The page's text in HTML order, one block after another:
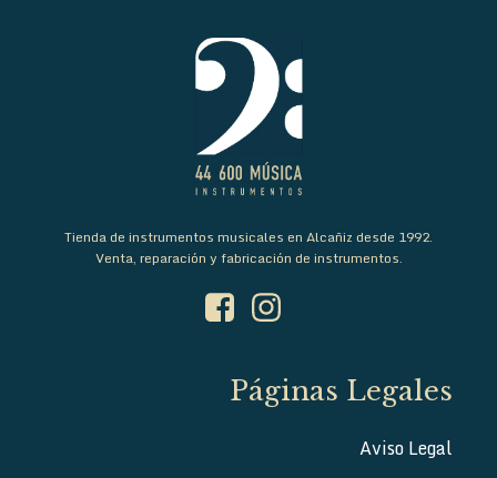
Tienda de instrumentos musicales en Alcañiz desde 1992.
Venta, reparación y fabricación de instrumentos.
Páginas Legales
Aviso Legal